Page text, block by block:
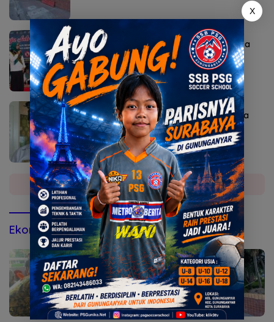
Agustus 7, 2026
Bunda Genre Mojokerto Ingatkan Remaja
Bahaya Rokok
Agustus 6, 2026
Sekda Karangasem I Ketut Sedana Merta
Diperiksa Kejari
Selengkapnya
Ekonomi & Bisnis
X